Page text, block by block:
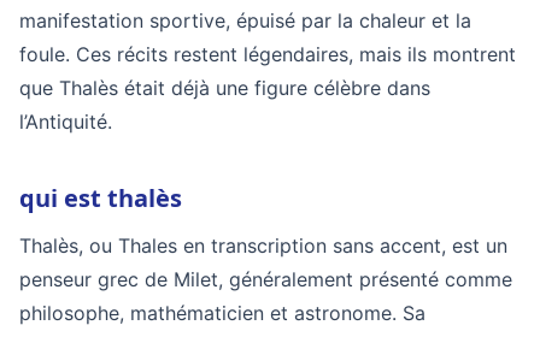
manifestation sportive, épuisé par la chaleur et la
foule. Ces récits restent légendaires, mais ils montrent
que Thalès était déjà une figure célèbre dans
l’Antiquité.
qui est thalès
Thalès, ou Thales en transcription sans accent, est un
penseur grec de Milet, généralement présenté comme
philosophe, mathématicien et astronome. Sa